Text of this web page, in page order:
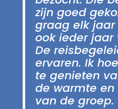
zijn goed
graag elk jaar
ook ieder jaar
De
ervaren. Ik
te genieten
de warmte
van